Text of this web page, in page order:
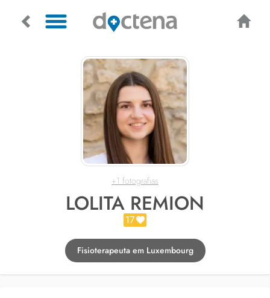
+1 fotografias
LOLITA REMION
17
Fisioterapeuta em Luxembourg